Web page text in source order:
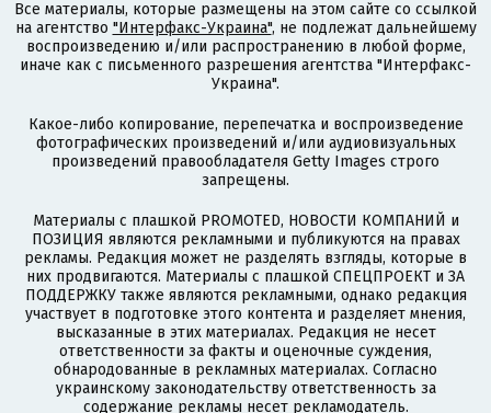
Все материалы, которые размещены на этом сайте со ссылкой
на агентство "Интерфакс-Украина", не подлежат дальнейшему
воспроизведению и/или распространению в любой форме,
иначе как с письменного разрешения агентства "Интерфакс-
Украина".
Какое-либо копирование, перепечатка и воспроизведение
фотографических произведений и/или аудиовизуальных
произведений правообладателя Getty Images строго
запрещены.
Материалы с плашкой PROMOTED, НОВОСТИ КОМПАНИЙ и
ПОЗИЦИЯ являются рекламными и публикуются на правах
рекламы. Редакция может не разделять взгляды, которые в
них продвигаются. Материалы с плашкой СПЕЦПРОЕКТ и ЗА
ПОДДЕРЖКУ также являются рекламными, однако редакция
участвует в подготовке этого контента и разделяет мнения,
высказанные в этих материалах. Редакция не несет
ответственности за факты и оценочные суждения,
обнародованные в рекламных материалах. Согласно
украинскому законодательству ответственность за
содержание рекламы несет рекламодатель.